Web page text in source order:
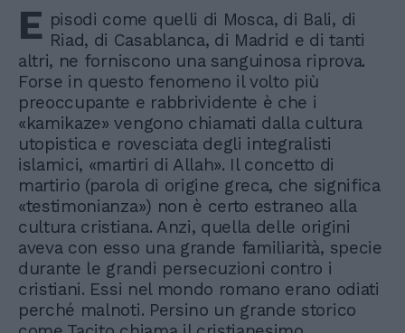
E pisodi come quelli di Mosca, di Bali, di
Riad, di Casablanca, di Madrid e di tanti
altri, ne forniscono una sanguinosa riprova.
Forse in questo fenomeno il volto più
preoccupante e rabbrividente è che i
«kamikaze» vengono chiamati dalla cultura
utopistica e rovesciata degli integralisti
islamici, «martiri di Allah». Il concetto di
martirio (parola di origine greca, che significa
«testimonianza») non è certo estraneo alla
cultura cristiana. Anzi, quella delle origini
aveva con esso una grande familiarità, specie
durante le grandi persecuzioni contro i
cristiani. Essi nel mondo romano erano odiati
perché malnoti. Persino un grande storico